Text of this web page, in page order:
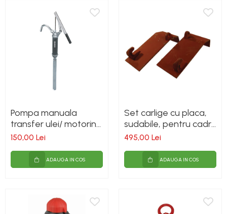
Pompa manuala
transfer ulei/ motorina
pentru butoi 50-200L
150,00 Lei
ADAUGA IN COS
Set carlige cu placa,
sudabile, pentru cadre
cu schimbare rapida
495,00 Lei
ADAUGA IN COS